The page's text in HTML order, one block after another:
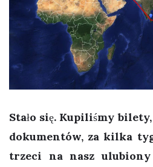
Stało się. Kupiliśmy
dokumentów, za kilka
trzeci na nasz